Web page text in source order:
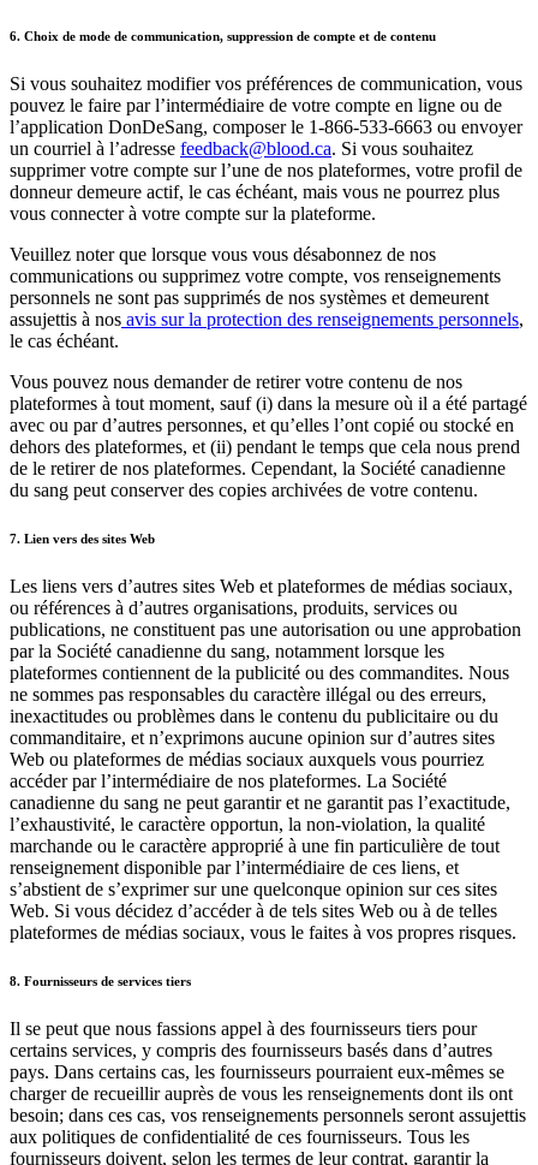
6. Choix de mode de communication, suppression de compte et de contenu
Si vous souhaitez modifier vos préférences de communication, vous
pouvez le faire par l’intermédiaire de votre compte en ligne ou de
l’application DonDeSang, composer le 1-866-533-6663 ou envoyer
un courriel à l’adresse feedback@blood.ca. Si vous souhaitez
supprimer votre compte sur l’une de nos plateformes, votre profil de
donneur demeure actif, le cas échéant, mais vous ne pourrez plus
vous connecter à votre compte sur la plateforme.
Veuillez noter que lorsque vous vous désabonnez de nos
communications ou supprimez votre compte, vos renseignements
personnels ne sont pas supprimés de nos systèmes et demeurent
assujettis à nos avis sur la protection des renseignements personnels,
le cas échéant.
Vous pouvez nous demander de retirer votre contenu de nos
plateformes à tout moment, sauf (i) dans la mesure où il a été partagé
avec ou par d’autres personnes, et qu’elles l’ont copié ou stocké en
dehors des plateformes, et (ii) pendant le temps que cela nous prend
de le retirer de nos plateformes. Cependant, la Société canadienne
du sang peut conserver des copies archivées de votre contenu.
7. Lien vers des sites Web
Les liens vers d’autres sites Web et plateformes de médias sociaux,
ou références à d’autres organisations, produits, services ou
publications, ne constituent pas une autorisation ou une approbation
par la Société canadienne du sang, notamment lorsque les
plateformes contiennent de la publicité ou des commandites. Nous
ne sommes pas responsables du caractère illégal ou des erreurs,
inexactitudes ou problèmes dans le contenu du publicitaire ou du
commanditaire, et n’exprimons aucune opinion sur d’autres sites
Web ou plateformes de médias sociaux auxquels vous pourriez
accéder par l’intermédiaire de nos plateformes. La Société
canadienne du sang ne peut garantir et ne garantit pas l’exactitude,
l’exhaustivité, le caractère opportun, la non-violation, la qualité
marchande ou le caractère approprié à une fin particulière de tout
renseignement disponible par l’intermédiaire de ces liens, et
s’abstient de s’exprimer sur une quelconque opinion sur ces sites
Web. Si vous décidez d’accéder à de tels sites Web ou à de telles
plateformes de médias sociaux, vous le faites à vos propres risques.
8. Fournisseurs de services tiers
Il se peut que nous fassions appel à des fournisseurs tiers pour
certains services, y compris des fournisseurs basés dans d’autres
pays. Dans certains cas, les fournisseurs pourraient eux-mêmes se
charger de recueillir auprès de vous les renseignements dont ils ont
besoin; dans ces cas, vos renseignements personnels seront assujettis
aux politiques de confidentialité de ces fournisseurs. Tous les
fournisseurs doivent, selon les termes de leur contrat, garantir la